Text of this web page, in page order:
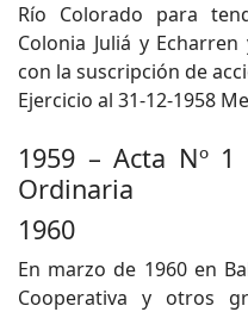
Río Colorado para
Colonia Juliá y
con la suscripción de
Ejercicio al 31-12-1958
1959 – Acta Nº 1
Ordinaria
1960
En marzo de 1960 en
Cooperativa y otros